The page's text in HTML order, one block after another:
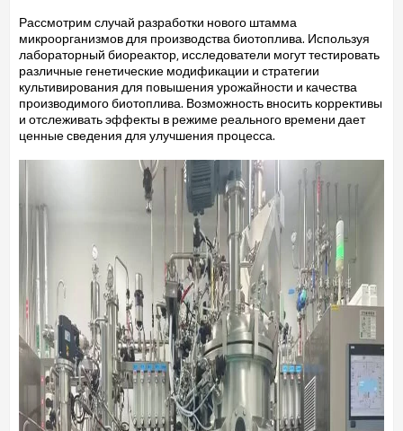
Рассмотрим случай разработки нового штамма
микроорганизмов для производства биотоплива. Используя
лабораторный биореактор, исследователи могут тестировать
различные генетические модификации и стратегии
культивирования для повышения урожайности и качества
производимого биотоплива. Возможность вносить коррективы
и отслеживать эффекты в режиме реального времени дает
ценные сведения для улучшения процесса.